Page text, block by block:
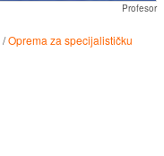
Profesor
/Oprema za specijalističku